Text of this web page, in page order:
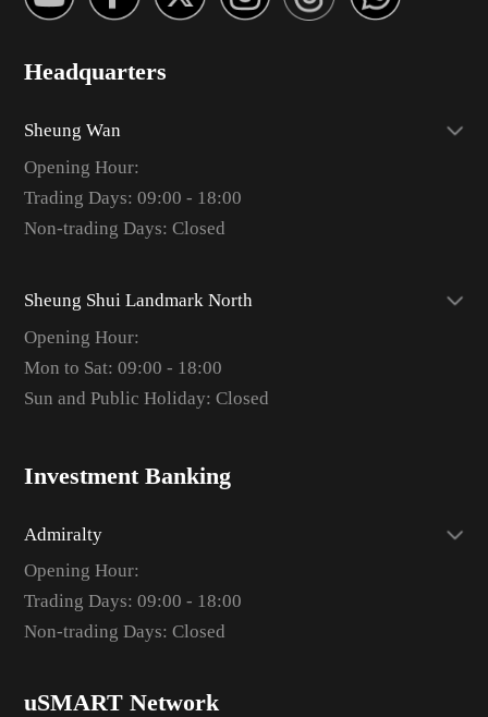
Headquarters
Sheung Wan
Opening Hour:
Trading Days: 09:00 - 18:00
Non-trading Days: Closed
Sheung Shui Landmark North
Opening Hour:
Mon to Sat: 09:00 - 18:00
Sun and Public Holiday: Closed
Investment Banking
Admiralty
Opening Hour:
Trading Days: 09:00 - 18:00
Non-trading Days: Closed
uSMART Network